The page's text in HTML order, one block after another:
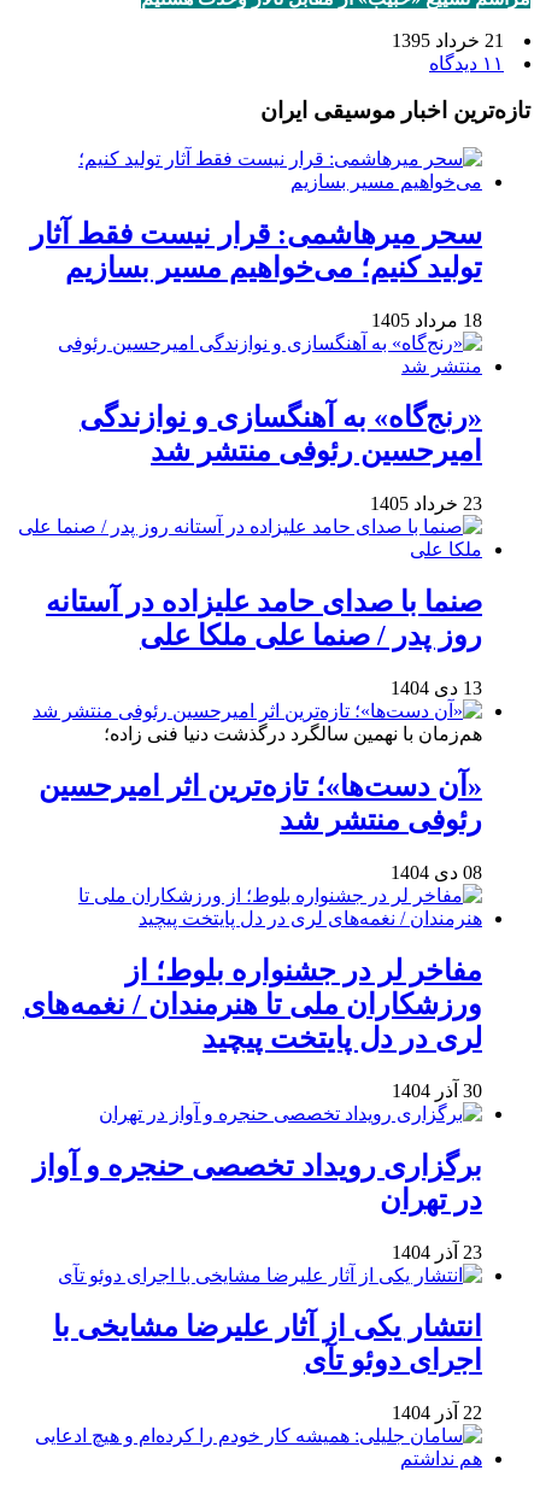
21 خرداد 1395
۱۱ دیدگاه
تازه‌ترین اخبار موسیقی ایران
سحر میرهاشمی: قرار نیست فقط آثار
تولید کنیم؛ می‌خواهیم مسیر بسازیم
18 مرداد 1405
«رنج‌گاه» به آهنگسازی و نوازندگی
امیرحسین رئوفی منتشر شد
23 خرداد 1405
صنما با صدای حامد علیزاده در آستانه
روز پدر / صنما علی ملکا علی
13 دی 1404
هم‌زمان با نهمین سالگرد درگذشت دنیا فنی زاده؛
«آن دست‌ها»؛ تازه‌ترین اثر امیرحسین
رئوفی منتشر شد
08 دی 1404
مفاخر لر در جشنواره بلوط؛ از
ورزشکاران ملی تا هنرمندان / نغمه‌های
لری در دل پایتخت پیچید
30 آذر 1404
برگزاری رویداد تخصصی حنجره و آواز
در تهران
23 آذر 1404
انتشار یکی از آثار علیرضا مشایخی با
اجرای دوئو تآی
22 آذر 1404